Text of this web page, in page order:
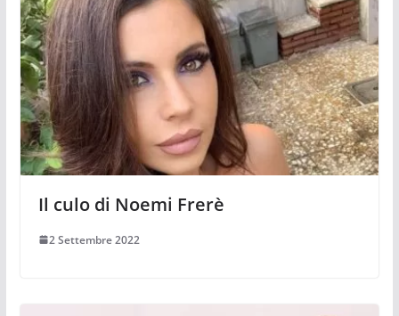
Il culo di Noemi Frerè
2 Settembre 2022